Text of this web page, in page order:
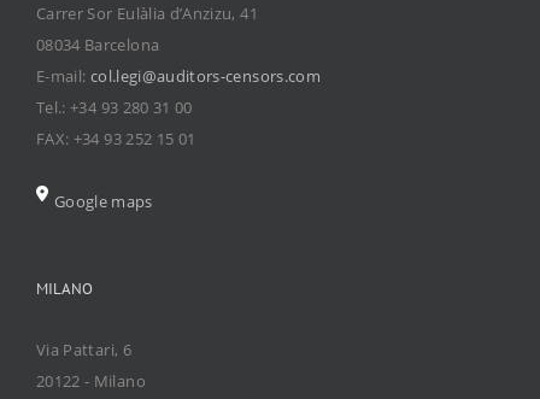
Carrer Sor Eulàlia d’Anzizu, 41
08034 Barcelona
E-mail: col.legi@auditors-censors.com
Tel.: +34 93 280 31 00
FAX: +34 93 252 15 01
Google maps
MILANO
Via Pattari, 6
20122 - Milano